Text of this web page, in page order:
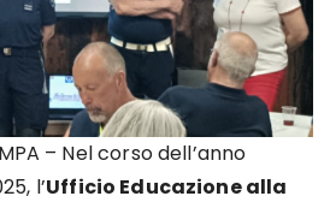
– Nel corso dell’anno
l’Ufficio Educazione alla